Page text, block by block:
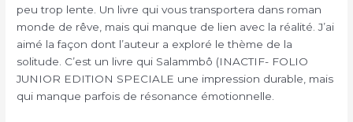
peu trop lente. Un livre qui vous transportera dans roman
monde de rêve, mais qui manque de lien avec la réalité. J’ai
aimé la façon dont l’auteur a exploré le thème de la
solitude. C’est un livre qui Salammbô (INACTIF- FOLIO
JUNIOR EDITION SPECIALE une impression durable, mais
qui manque parfois de résonance émotionnelle.